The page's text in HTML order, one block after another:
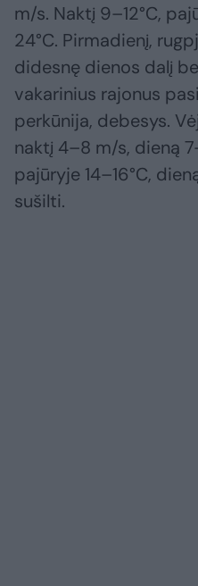
m/s. Naktį 9–12°C,
24°C. Pirmadienį,
didesnę dienos dalį
vakarinius rajonus
perkūnija, debesys.
naktį 4–8 m/s, dieną
pajūryje 14–16°C,
sušilti.